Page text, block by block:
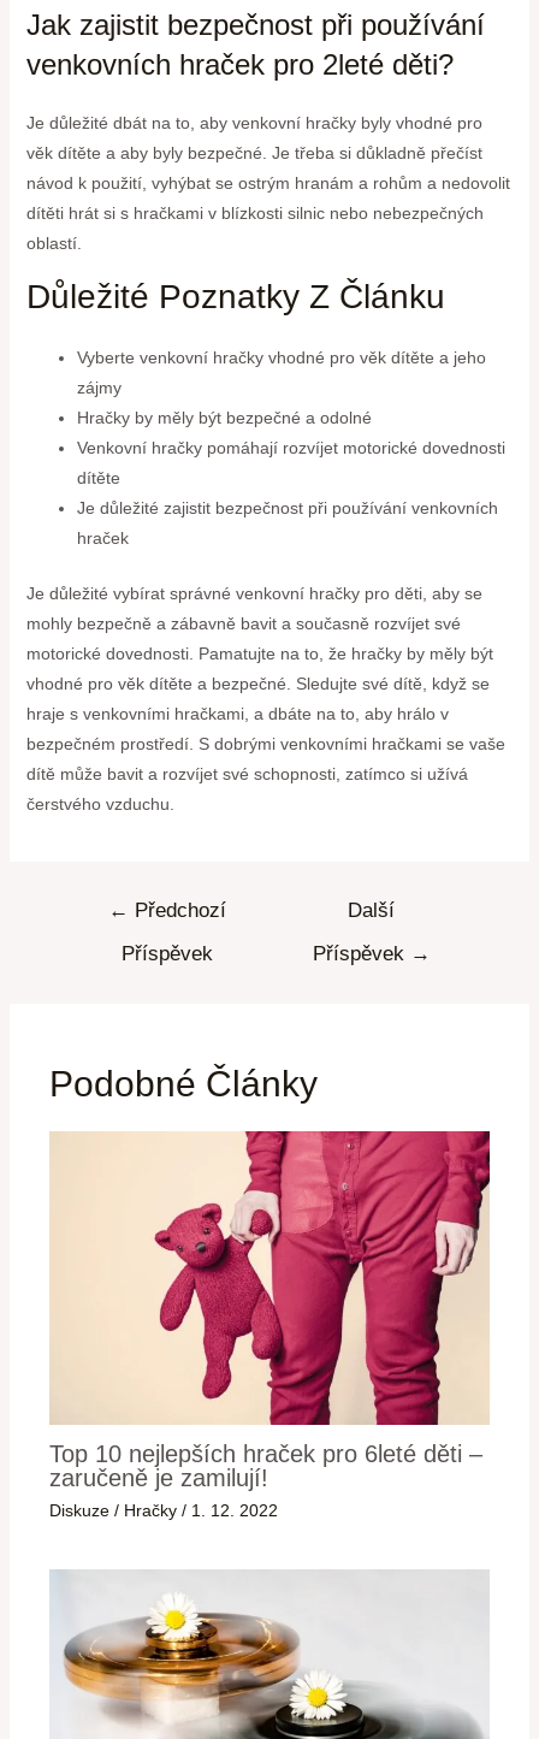
Jak zajistit bezpečnost při používání
venkovních hraček pro 2leté děti?
Je důležité dbát na to, aby venkovní hračky byly vhodné pro
věk dítěte a aby byly bezpečné. Je třeba si důkladně přečíst
návod k použití, vyhýbat se ostrým hranám a rohům a nedovolit
dítěti hrát si s hračkami v blízkosti silnic nebo nebezpečných
oblastí.
Důležité Poznatky Z Článku
Vyberte venkovní hračky vhodné pro věk dítěte a jeho
zájmy
Hračky by měly být bezpečné a odolné
Venkovní hračky pomáhají rozvíjet motorické dovednosti
dítěte
Je důležité zajistit bezpečnost při používání venkovních
hraček
Je důležité vybírat správné venkovní hračky pro děti, aby se
mohly bezpečně a zábavně bavit a současně rozvíjet své
motorické dovednosti. Pamatujte na to, že hračky by měly být
vhodné pro věk dítěte a bezpečné. Sledujte své dítě, když se
hraje s venkovními hračkami, a dbáte na to, aby hrálo v
bezpečném prostředí. S dobrými venkovními hračkami se vaše
dítě může bavit a rozvíjet své schopnosti, zatímco si užívá
čerstvého vzduchu.
← Předchozí
Příspěvek
Další
Příspěvek →
Podobné Články
Top 10 nejlepších hraček pro 6leté děti –
zaručeně je zamilují!
Diskuze / Hračky / 1. 12. 2022